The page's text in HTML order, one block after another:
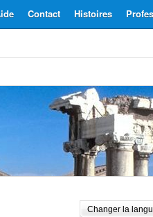
Histoires
Contact